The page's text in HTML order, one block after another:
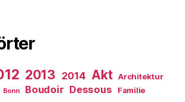
2013 2014 Akt Architektur
Bonn Boudoir Dessous Familie